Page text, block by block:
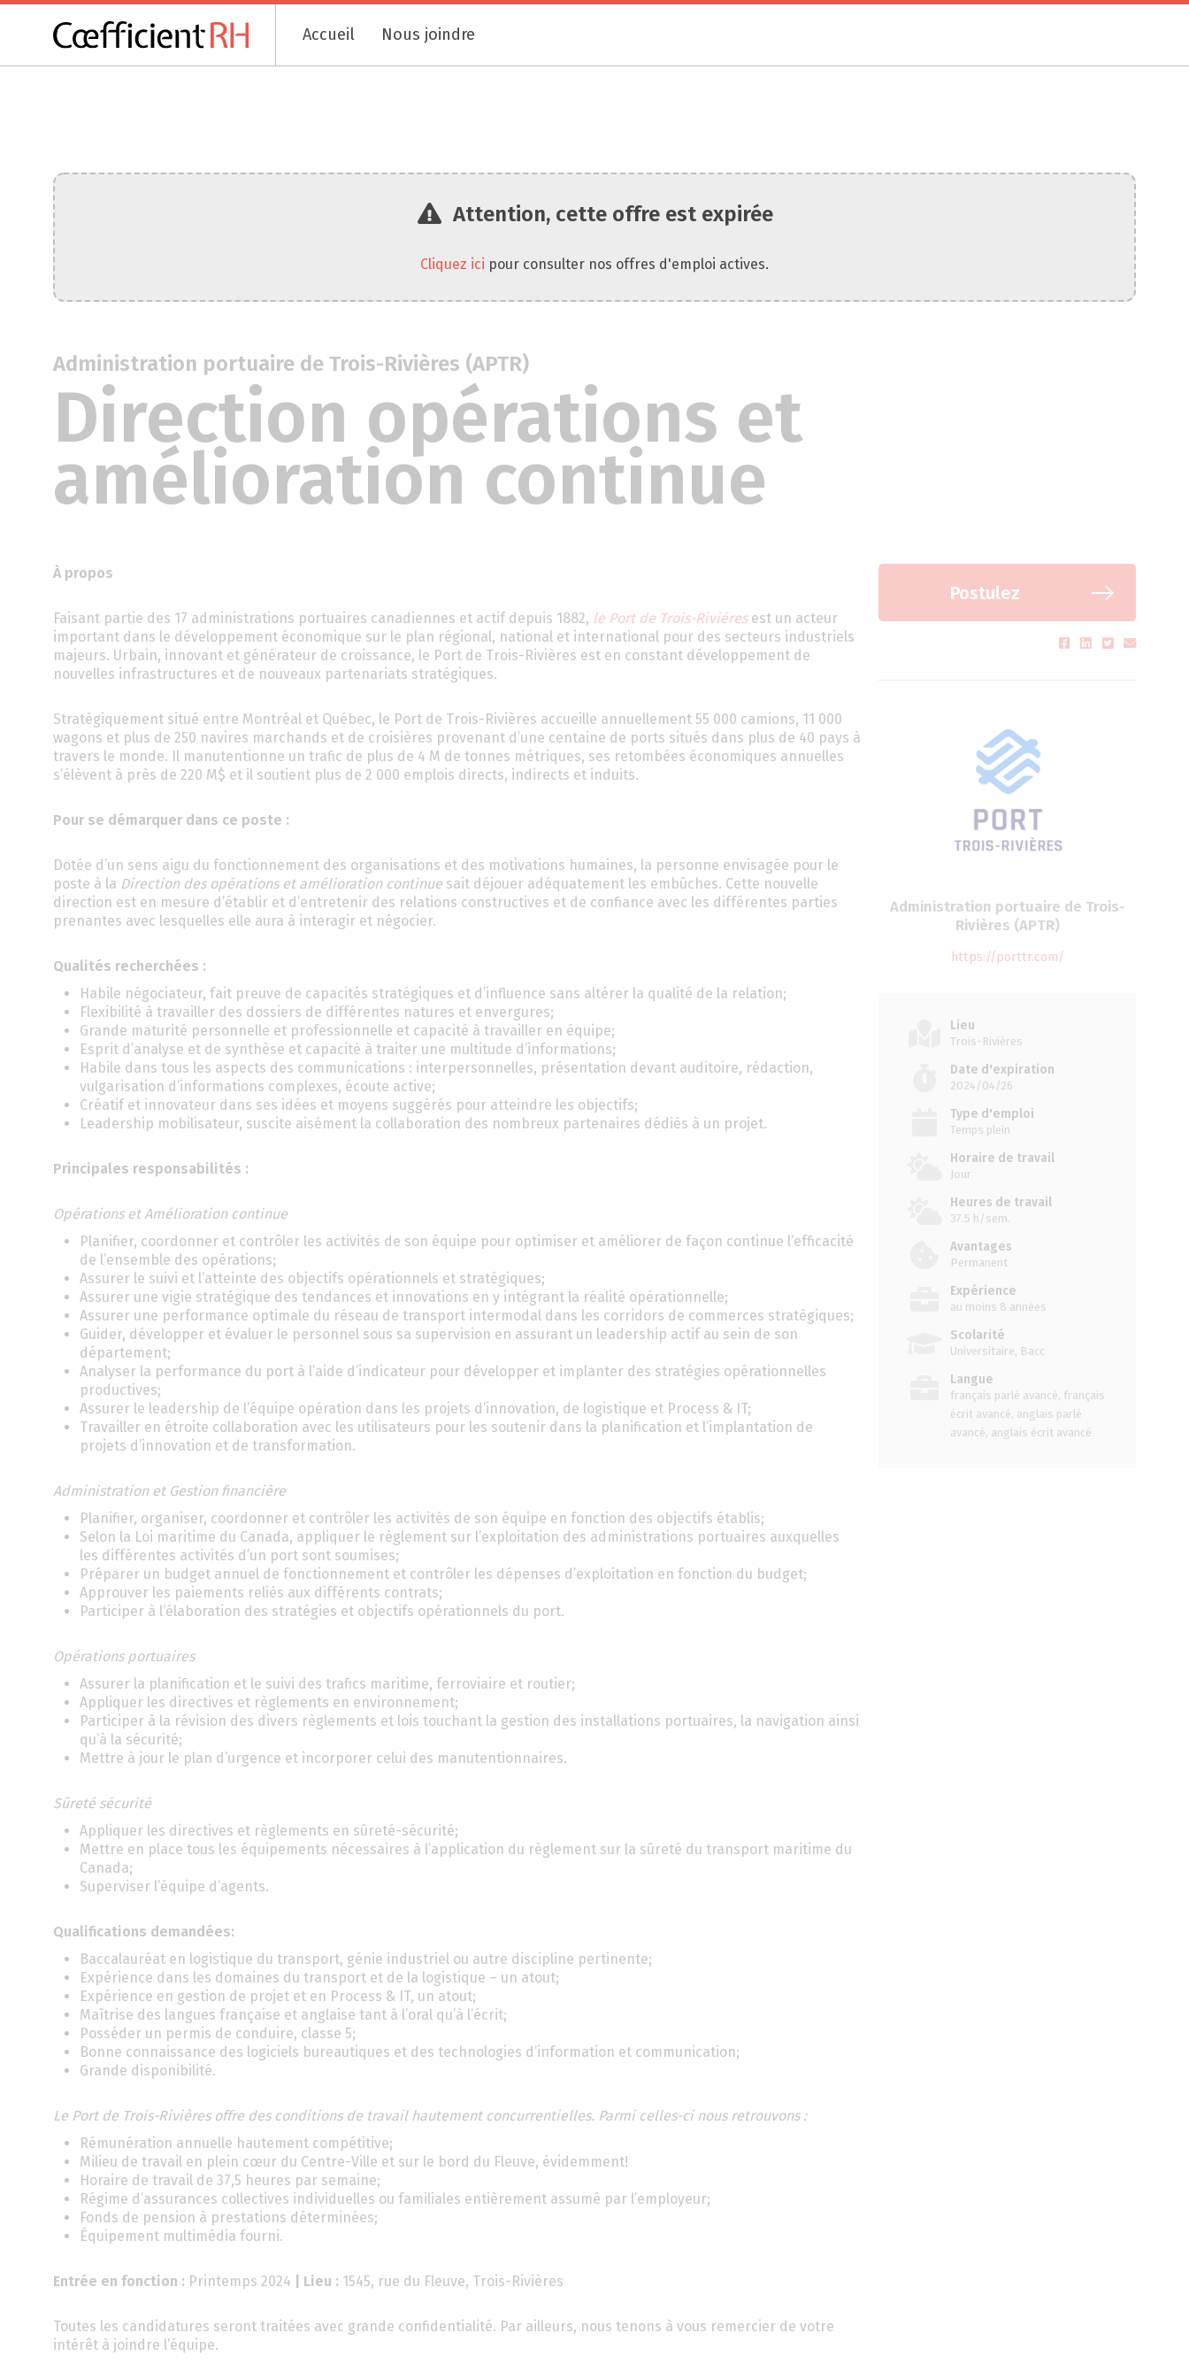
Accueil Nous joindre
Attention, cette offre est expirée
Cliquez ici pour consulter nos offres d'emploi actives.
Administration portuaire de Trois-Rivières (APTR)
Direction opérations et
amélioration continue
À propos
Faisant partie des 17 administrations portuaires canadiennes et actif depuis 1882, le Port de Trois-Rivièresest un acteur
important dans le développement économique sur le plan régional, national et international pour des secteurs industriels
majeurs. Urbain, innovant et générateur de croissance, le Port de Trois-Rivières est en constant développement de
nouvelles infrastructures et de nouveaux partenariats stratégiques.
Stratégiquement situé entre Montréal et Québec, le Port de Trois-Rivières accueille annuellement 55 000 camions, 11 000
wagons et plus de 250 navires marchands et de croisières provenant d’une centaine de ports situés dans plus de 40 pays à
travers le monde. Il manutentionne un trafic de plus de 4 M de tonnes métriques, ses retombées économiques annuelles
s’élèvent à près de 220 M$ et il soutient plus de 2 000 emplois directs, indirects et induits.
Pour se démarquer dans ce poste :
Dotée d’un sens aigu du fonctionnement des organisations et des motivations humaines, la personne envisagée pour le
poste à la Direction des opérations et amélioration continue sait déjouer adéquatement les embûches. Cette nouvelle
direction est en mesure d’établir et d’entretenir des relations constructives et de confiance avec les différentes parties
prenantes avec lesquelles elle aura à interagir et négocier.
Qualités recherchées :
Habile négociateur, fait preuve de capacités stratégiques et d’influence sans altérer la qualité de la relation;
Flexibilité à travailler des dossiers de différentes natures et envergures;
Grande maturité personnelle et professionnelle et capacité à travailler en équipe;
Esprit d’analyse et de synthèse et capacité à traiter une multitude d’informations;
Habile dans tous les aspects des communications : interpersonnelles, présentation devant auditoire, rédaction,
vulgarisation d’informations complexes, écoute active;
Créatif et innovateur dans ses idées et moyens suggérés pour atteindre les objectifs;
Leadership mobilisateur, suscite aisément la collaboration des nombreux partenaires dédiés à un projet.
Principales responsabilités :
Opérations et Amélioration continue
Planifier, coordonner et contrôler les activités de son équipe pour optimiser et améliorer de façon continue l’efficacité
de l’ensemble des opérations;
Assurer le suivi et l’atteinte des objectifs opérationnels et stratégiques;
Assurer une vigie stratégique des tendances et innovations en y intégrant la réalité opérationnelle;
Assurer une performance optimale du réseau de transport intermodal dans les corridors de commerces stratégiques;
Guider, développer et évaluer le personnel sous sa supervision en assurant un leadership actif au sein de son
département;
Analyser la performance du port à l’aide d’indicateur pour développer et implanter des stratégies opérationnelles
productives;
Assurer le leadership de l’équipe opération dans les projets d’innovation, de logistique et Process & IT;
Travailler en étroite collaboration avec les utilisateurs pour les soutenir dans la planification et l’implantation de
projets d’innovation et de transformation.
Administration et Gestion financière
Planifier, organiser, coordonner et contrôler les activités de son équipe en fonction des objectifs établis;
Selon la Loi maritime du Canada, appliquer le règlement sur l’exploitation des administrations portuaires auxquelles
les différentes activités d’un port sont soumises;
Préparer un budget annuel de fonctionnement et contrôler les dépenses d’exploitation en fonction du budget;
Approuver les paiements reliés aux différents contrats;
Participer à l’élaboration des stratégies et objectifs opérationnels du port.
Opérations portuaires
Assurer la planification et le suivi des trafics maritime, ferroviaire et routier;
Appliquer les directives et règlements en environnement;
Participer à la révision des divers règlements et lois touchant la gestion des installations portuaires, la navigation ainsi
qu’à la sécurité;
Mettre à jour le plan d’urgence et incorporer celui des manutentionnaires.
Sûreté sécurité
Appliquer les directives et règlements en sûreté-sécurité;
Mettre en place tous les équipements nécessaires à l’application du règlement sur la sûreté du transport maritime du
Canada;
Superviser l’équipe d’agents.
Qualifications demandées:
Baccalauréat en logistique du transport, génie industriel ou autre discipline pertinente;
Expérience dans les domaines du transport et de la logistique – un atout;
Expérience en gestion de projet et en Process & IT, un atout;
Maîtrise des langues française et anglaise tant à l’oral qu’à l’écrit;
Posséder un permis de conduire, classe 5;
Bonne connaissance des logiciels bureautiques et des technologies d’information et communication;
Grande disponibilité.
Le Port de Trois-Rivières offre des conditions de travail hautement concurrentielles. Parmi celles-ci nous retrouvons :
Rémunération annuelle hautement compétitive;
Milieu de travail en plein cœur du Centre-Ville et sur le bord du Fleuve, évidemment!
Horaire de travail de 37,5 heures par semaine;
Régime d’assurances collectives individuelles ou familiales entièrement assumé par l’employeur;
Fonds de pension à prestations déterminées;
Équipement multimédia fourni.
Entrée en fonction : Printemps 2024 | Lieu : 1545, rue du Fleuve, Trois-Rivières
Toutes les candidatures seront traitées avec grande confidentialité. Par ailleurs, nous tenons à vous remercier de votre
intérêt à joindre l’équipe.
Postulez
Administration portuaire de Trois-
Rivières (APTR)
https://porttr.com/
Lieu
Trois-Rivières
Date d'expiration
2024/04/26
Type d'emploi
Temps plein
Horaire de travail
Jour
Heures de travail
37.5 h/sem.
Avantages
Permanent
Expérience
au moins 8 années
Scolarité
Universitaire, Bacc
Langue
français parlé avancé, français
écrit avancé, anglais parlé
avancé, anglais écrit avancé